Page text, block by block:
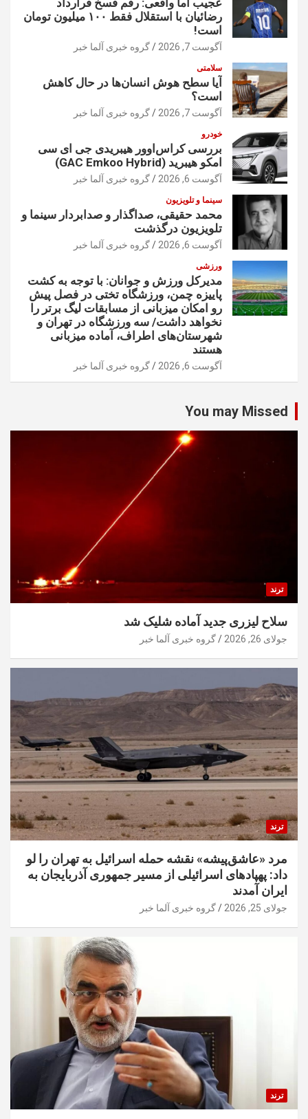
عجیب اما واقعی: رقم فسخ قرارداد
رضائیان با استقلال فقط ۱۰۰ میلیون تومان
است!
آگوست 7, 2026 گروه خبری آلما خبر
سلامتی
آیا سطح هوش انسان‌ها در حال کاهش
است؟
آگوست 7, 2026 گروه خبری آلما خبر
خودرو
بررسی کراس‌اوور هیبریدی جی ای سی
امکو هیبرید (GAC Emkoo Hybrid)
آگوست 6, 2026 گروه خبری آلما خبر
سینما و تلویزیون
محمد حقیقی، صداگذار و صدابردار سینما و
تلویزیون درگذشت
آگوست 6, 2026 گروه خبری آلما خبر
ورزشی
مدیرکل ورزش و جوانان: با توجه به کشت
پاییزه چمن، ورزشگاه تختی در فصل پیش
رو امکان میزبانی از مسابقات لیگ برتر را
نخواهد داشت/ سه ورزشگاه در تهران و
شهرستان‌های اطراف، آماده میزبانی
هستند
آگوست 6, 2026 گروه خبری آلما خبر
You may Missed
ترند
سلاح لیزری جدید آماده شلیک شد
جولای 26, 2026 گروه خبری آلما خبر
ترند
مرد «عاشق‌پیشه» نقشه حمله اسرائیل به تهران را لو
داد: پهپادهای اسرائیلی از مسیر جمهوری آذربایجان به
ایران آمدند
جولای 25, 2026 گروه خبری آلما خبر
ترند